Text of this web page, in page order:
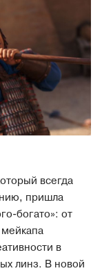
всегда
пришла
богато»: от
в
линз. В новой